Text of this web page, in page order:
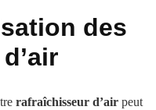
des
rafraîchisseur d’air peut